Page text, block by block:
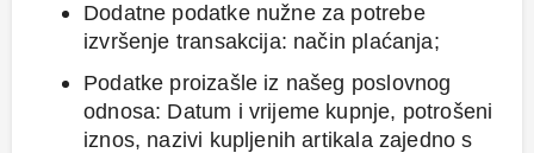
Dodatne podatke nužne za potrebe
izvršenje transakcija: način plaćanja;
Podatke proizašle iz našeg poslovnog
odnosa: Datum i vrijeme kupnje, potrošeni
iznos, nazivi kupljenih artikala zajedno s